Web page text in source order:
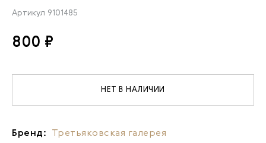
Артикул 9101485
800 ₽
НЕТ В НАЛИЧИИ
Бренд: Третьяковская галерея